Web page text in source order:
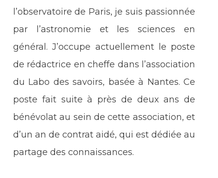
l’observatoire de Paris, je suis passionnée
par l’astronomie et les sciences en
général. J’occupe actuellement le poste
de rédactrice en cheffe dans l’association
du Labo des savoirs, basée à Nantes. Ce
poste fait suite à près de deux ans de
bénévolat au sein de cette association, et
d’un an de contrat aidé, qui est dédiée au
partage des connaissances.